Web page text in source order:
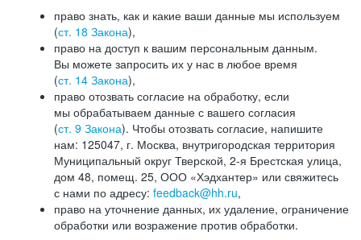
право знать, как и какие ваши данные мы используем
(ст. 18 Закона),
право на доступ к вашим персональным данным.
Вы можете запросить их у нас в любое время
(ст. 14 Закона),
право отозвать согласие на обработку, если
мы обрабатываем данные с вашего согласия
(ст. 9 Закона). Чтобы отозвать согласие, напишите
нам: 125047, г. Москва, внутригородская территория
Муниципальный округ Тверской, 2-я Брестская улица,
дом 48, помещ. 25, ООО «Хэдхантер» или свяжитесь
с нами по адресу: feedback@hh.ru,
право на уточнение данных, их удаление, ограничение
обработки или возражение против обработки.